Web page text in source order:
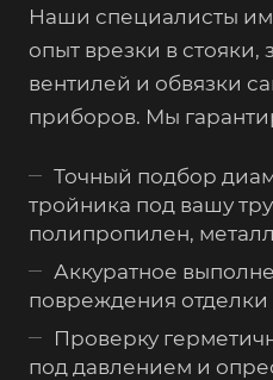
Наши специалисты
опыт врезки в стояки,
вентилей и обвязки
приборов. Мы
Точный подбор
тройника под вашу
полипропилен,
Аккуратное
повреждения отделки
Проверку
под давлением и